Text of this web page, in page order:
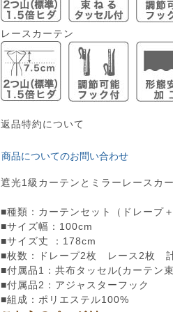
レースカーテン
返品特約について
商品についてのお問い合わせ
遮光1級カーテンとミラーレースカ
■種類：カーテンセット（ドレープ＋
■サイズ幅：100cm
■サイズ丈 ：178cm
■枚数：ドレープ2枚 レース2枚
■付属品1：共布タッセル(カーテン
■付属品2：アジャスターフック
■組成：ポリエステル100%